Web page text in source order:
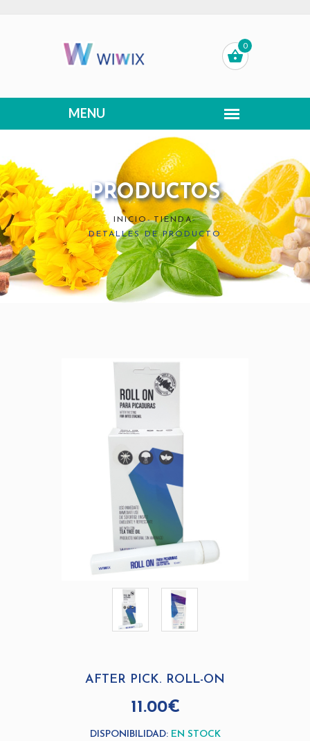
0
PRODUCTOS
INICIO- TIENDA-
DETALLES DE PRODUCTO
AFTER PICK. ROLL-ON
11.00€
DISPONIBILIDAD: EN STOCK